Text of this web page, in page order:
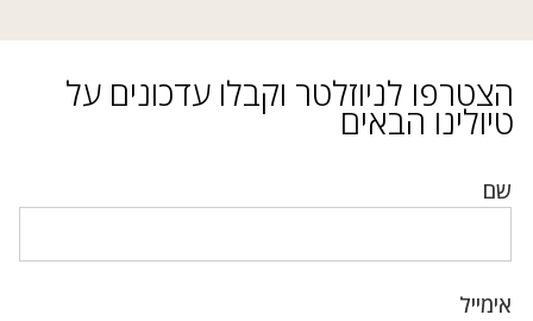
הצטרפו לניוזלטר וקבלו עדכונים על
טיולינו הבאים
שם
אימייל